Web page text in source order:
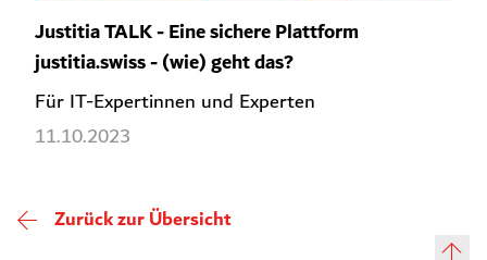
Justitia TALK - Eine sichere Plattform
justitia.swiss - (wie) geht das?
Für IT-Expertinnen und Experten
11.10.2023
Zurück zur Übersicht